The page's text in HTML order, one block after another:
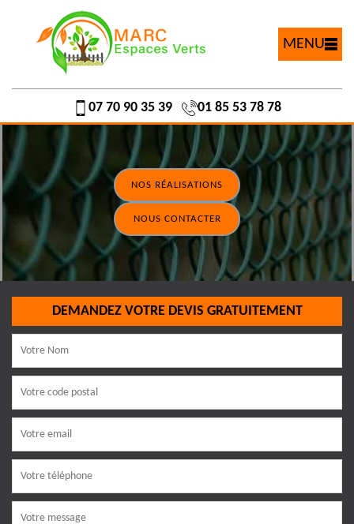
MENU
07 70 90 35 39 01 85 53 78 78
NOS RÉALISATIONS
NOUS CONTACTER
DEMANDEZ VOTRE DEVIS GRATUITEMENT